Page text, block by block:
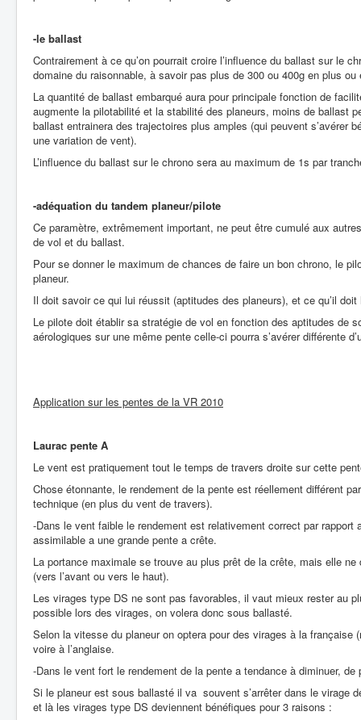
-le ballast
Contrairement à ce qu’on pourrait croire l’influence du ballast sur le
domaine du raisonnable, à savoir pas plus de 300 ou 400g en plus
La quantité de ballast embarqué aura pour principale fonction de
augmente la pilotabilité et la stabilité des planeurs, moins de ballast
ballast entrainera des trajectoires plus amples (qui peuvent s’avérer
une variation de vent).
L’influence du ballast sur le chrono sera au maximum de 1s par
-adéquation du tandem planeur/pilote
Ce paramètre, extrêmement important, ne peut être cumulé aux
de vol et du ballast.
Pour se donner le maximum de chances de faire un bon chrono, le
planeur.
Il doit savoir ce qui lui réussit (aptitudes des planeurs), et ce qu’il doit
Le pilote doit établir sa stratégie de vol en fonction des aptitudes de
aérologiques sur une même pente celle-ci pourra s’avérer différente
Application sur les pentes de la VR 2010
Laurac pente A
Le vent est pratiquement tout le temps de travers droite sur cette
Chose étonnante, le rendement de la pente est réellement différent
technique (en plus du vent de travers).
-Dans le vent faible le rendement est relativement correct par
assimilable a une grande pente a crête.
La portance maximale se trouve au plus prêt de la crête, mais elle ne
(vers l’avant ou vers le haut).
Les virages type DS ne sont pas favorables, il vaut mieux rester au
possible lors des virages, on volera donc sous ballasté.
Selon la vitesse du planeur on optera pour des virages à la
voire à l’anglaise.
-Dans le vent fort le rendement de la pente a tendance à diminuer,
Si le planeur est sous ballasté il va souvent s’arrêter dans le virage
et là les virages type DS deviennent bénéfiques pour 3 raisons :